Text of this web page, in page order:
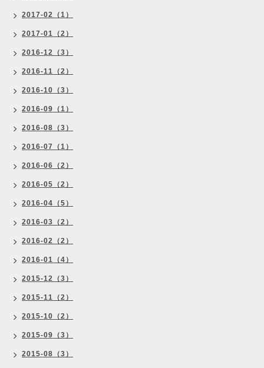
2017-02（1）
2017-01（2）
2016-12（3）
2016-11（2）
2016-10（3）
2016-09（1）
2016-08（3）
2016-07（1）
2016-06（2）
2016-05（2）
2016-04（5）
2016-03（2）
2016-02（2）
2016-01（4）
2015-12（3）
2015-11（2）
2015-10（2）
2015-09（3）
2015-08（3）